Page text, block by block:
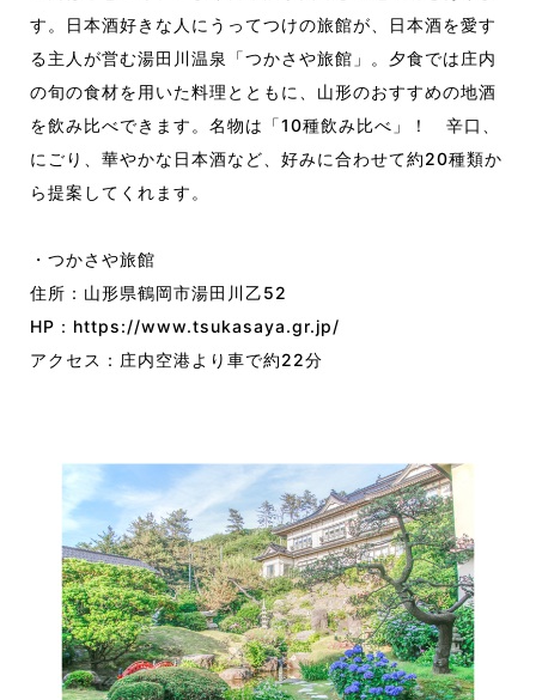
す。日本酒好きな人にうってつけの旅館が、日本酒を愛す
る主人が営む湯田川温泉「つかさや旅館」。夕食では庄内
の旬の食材を用いた料理とともに、山形のおすすめの地酒
を飲み比べできます。名物は「10種飲み比べ」！ 辛口、
にごり、華やかな日本酒など、好みに合わせて約20種類か
ら提案してくれます。
・つかさや旅館
住所：山形県鶴岡市湯田川乙52
HP： https://www.tsukasaya.gr.jp/
アクセス：庄内空港より車で約22分